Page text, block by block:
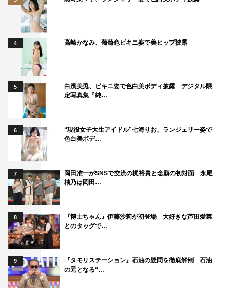
4 高崎かなみ、葡萄色ビキニ姿で美ヒップ披露
5
白濱美兎、ビキニ姿で色白美ボディ披露 デジタル限
定写真集『純…
6
“現役女子大生アイドル”七海りお、ランジェリー姿で
色白美ボデ…
7
岡田准一がSNSで交流の梶裕貴と念願の初対面 永尾
柚乃は岡田…
8
『博士ちゃん』伊藤沙莉が初登場 大好きな芦田愛菜
とのタッグで…
9
『タモリステーション』石油の疑問を徹底解剖 石油
の元となる“…